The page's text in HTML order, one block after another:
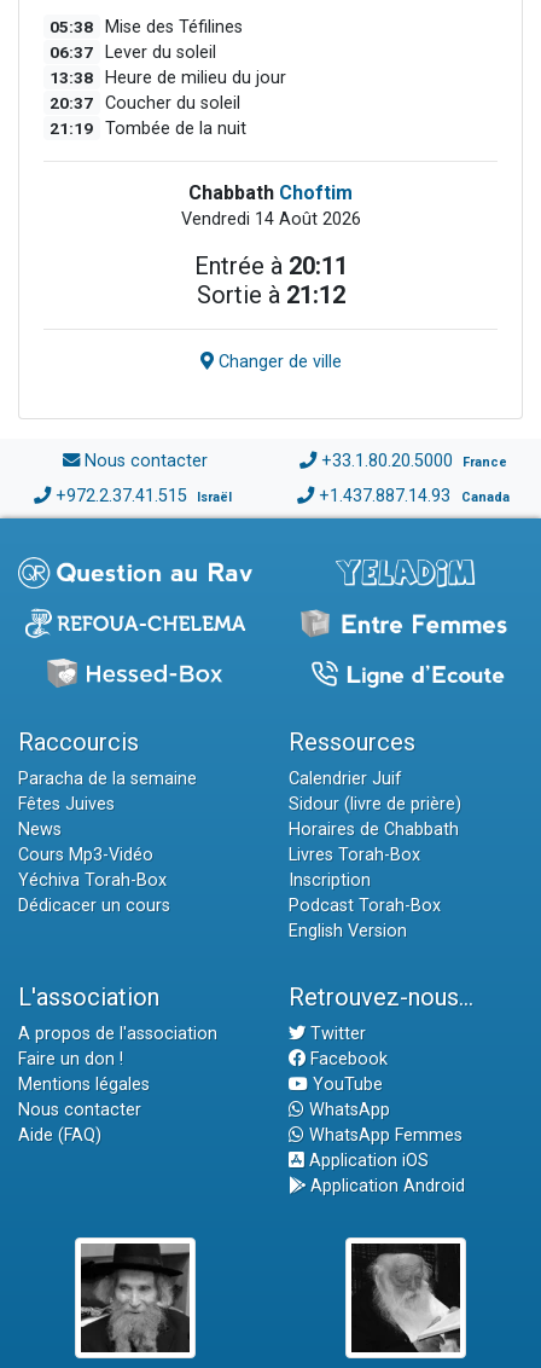
05:38 Mise des Téfilines
06:37 Lever du soleil
13:38 Heure de milieu du jour
20:37 Coucher du soleil
21:19 Tombée de la nuit
Chabbath Choftim
Vendredi 14 Août 2026
Entrée à 20:11
Sortie à 21:12
Changer de ville
Nous contacter +33.1.80.20.5000 France
+972.2.37.41.515 Israël +1.437.887.14.93 Canada
Raccourcis
Paracha de la semaine
Fêtes Juives
News
Cours Mp3-Vidéo
Yéchiva Torah-Box
Dédicacer un cours
Ressources
Calendrier Juif
Sidour (livre de prière)
Horaires de Chabbath
Livres Torah-Box
Inscription
Podcast Torah-Box
English Version
L'association
A propos de l'association
Faire un don !
Mentions légales
Nous contacter
Aide (FAQ)
Retrouvez-nous...
Twitter
Facebook
YouTube
WhatsApp
WhatsApp Femmes
Application iOS
Application Android